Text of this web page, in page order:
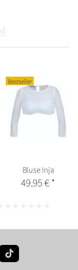
Bestseller
Bluse Inja
49,95 €*